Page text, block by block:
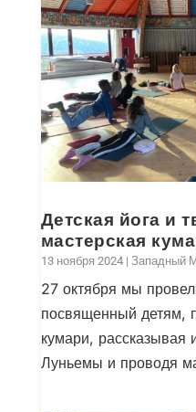
Детская йога и
мастерская
13 ноября 2024| Западный
27 октября мы
посвященный детям,
кумари,
Луньемы и проводя